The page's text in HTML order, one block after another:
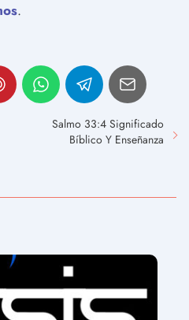
.
Salmo 33:4 Significado
Bíblico Y Enseñanza